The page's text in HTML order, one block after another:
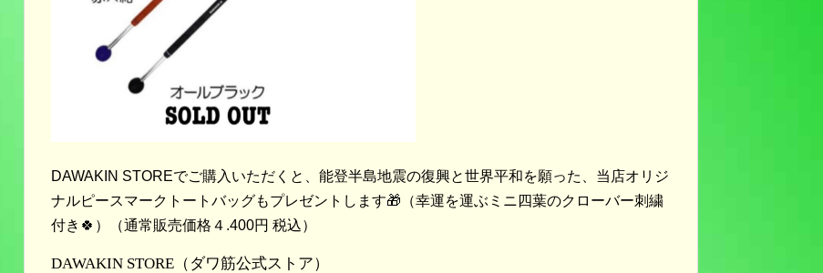
DAWAKIN STOREでご購入いただくと、能登半島地震の復興と世界平和を願った、当店オリジ
ナルピースマークトートバッグもプレゼントします🎁（幸運を運ぶミニ四葉のクローバー刺繍
付き🍀）（通常販売価格４.400円 税込）
DAWAKIN STORE （ダワ筋公式ストア）